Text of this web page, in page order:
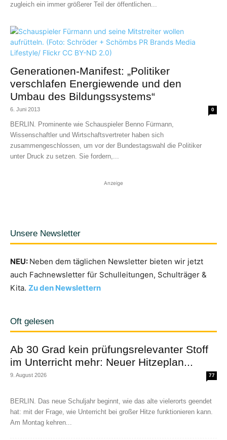
zugleich ein immer größerer Teil der öffentlichen...
Generationen-Manifest: „Politiker
verschlafen Energiewende und den
Umbau des Bildungssystems“
6. Juni 2013 0
BERLIN. Prominente wie Schauspieler Benno Fürmann,
Wissenschaftler und Wirtschaftsvertreter haben sich
zusammengeschlossen, um vor der Bundestagswahl die Politiker
unter Druck zu setzen. Sie fordern,...
Anzeige
Unsere Newsletter
NEU: Neben dem täglichen Newsletter bieten wir jetzt
auch Fachnewsletter für Schulleitungen, Schulträger &
Kita. Zu den Newslettern
Oft gelesen
Ab 30 Grad kein prüfungsrelevanter Stoff
im Unterricht mehr: Neuer Hitzeplan...
9. August 2026 77
BERLIN. Das neue Schuljahr beginnt, wie das alte vielerorts geendet
hat: mit der Frage, wie Unterricht bei großer Hitze funktionieren kann.
Am Montag kehren...